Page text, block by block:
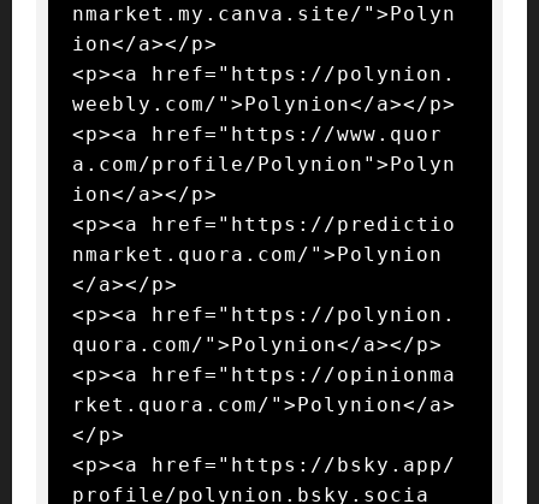
nmarket.my.canva.site/">Polyn
ion</a></p>
<p><a href="https://polynion.
weebly.com/">Polynion</a></p>
<p><a href="https://www.quor
a.com/profile/Polynion">Polyn
ion</a></p>
<p><a href="https://predictio
nmarket.quora.com/">Polynion
</a></p>
<p><a href="https://polynion.
quora.com/">Polynion</a></p>
<p><a href="https://opinionma
rket.quora.com/">Polynion</a>
</p>
<p><a href="https://bsky.app/
profile/polynion.bsky.socia